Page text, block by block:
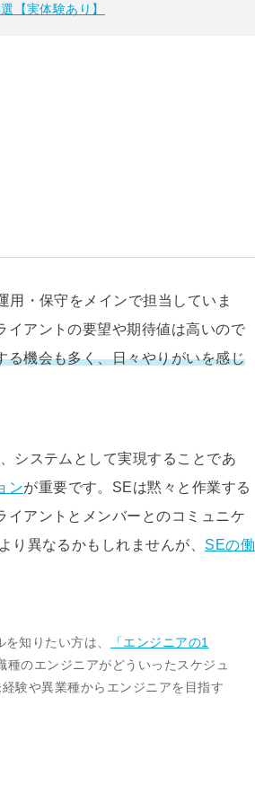
【実体験あり】
・保守をメインで担当していま
イアントの要望や期待値は高いので
る機会も多く、日々やりがいを感じ
システムとして実現することであ
ンが重要です。SEは黙々と作業する
イアントとメンバーとのコミュニケ
り異なるかもしれませんが、 SEの働
知りたい方は、
「エンジニアの1
種のエンジニアがどういったスケジュ
験や異業種からエンジニアを目指す